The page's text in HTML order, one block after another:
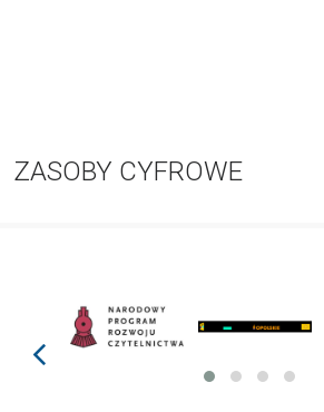
ZASOBY CYFROWE
prev